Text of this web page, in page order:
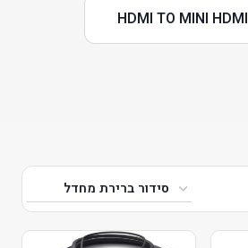
HDMI TO MINI HDMI